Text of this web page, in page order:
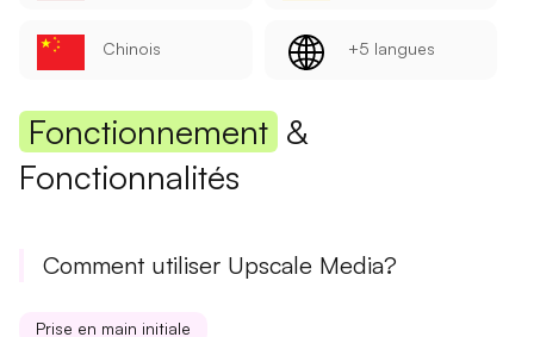
Chinois +5 langues
Fonctionnement &
Fonctionnalités
Comment utiliser Upscale Media?
Prise en main initiale